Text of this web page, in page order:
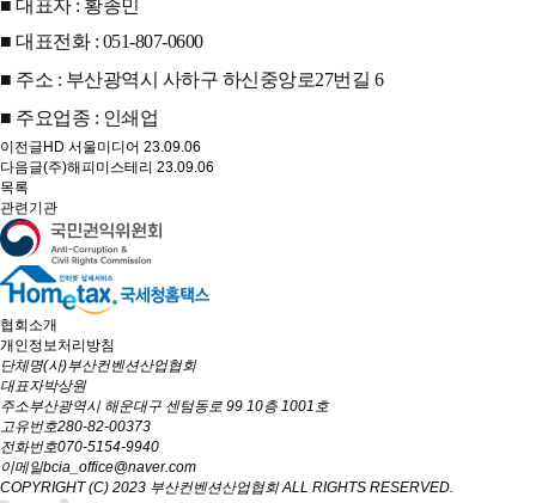
■ 대표자 : 황종민
■대표전화 : 051-807-0600
■ 주소 : 부산광역시 사하구 하신중앙로27번길 6
■ 주요업종 : 인쇄업
이전글HD 서울미디어 23.09.06
다음글(주)해피미스테리 23.09.06
목록
관련기관
협회소개
개인정보처리방침
단체명(사)부산컨벤션산업협회
대표자박상원
주소부산광역시 해운대구 센텀동로 99 10층 1001호
고유번호280-82-00373
전화번호070-5154-9940
이메일bcia_office@naver.com
COPYRIGHT (C) 2023 부산컨벤션산업협회 ALL RIGHTS RESERVED.